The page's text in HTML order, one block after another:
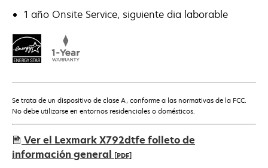
1 año Onsite Service, siguiente dia laborable
Se trata de un dispositivo de clase A, conforme a las normativas de la FCC.
No debe utilizarse en entornos residenciales o domésticos.
Ver el Lexmark X792dtfe folleto de
información general [PDF]